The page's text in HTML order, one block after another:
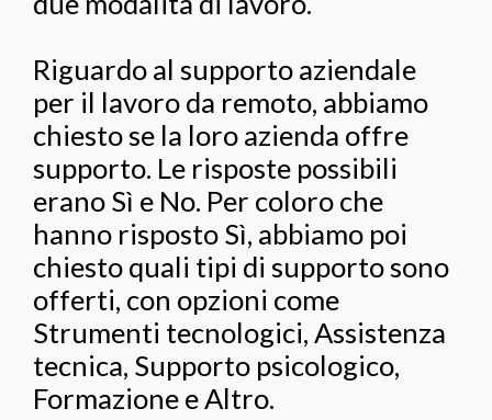
Riguardo al supporto aziendale
per il lavoro da remoto, abbiamo
chiesto se la loro azienda offre
supporto. Le risposte possibili
erano Sì e No. Per coloro che
hanno risposto Sì, abbiamo poi
chiesto quali tipi di supporto sono
offerti, con opzioni come
Strumenti tecnologici, Assistenza
tecnica, Supporto psicologico,
Formazione e Altro.